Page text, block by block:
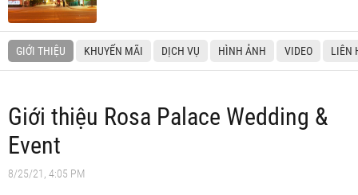
GIỚI THIỆU KHUYẾN MÃI DỊCH VỤ HÌNH ẢNH VIDEO LIÊN
Giới thiệu Rosa Palace Wedding &
Event
8/25/21, 4:05 PM